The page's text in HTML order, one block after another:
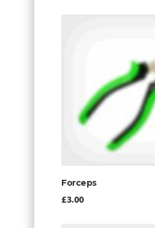
Forceps
£3.00